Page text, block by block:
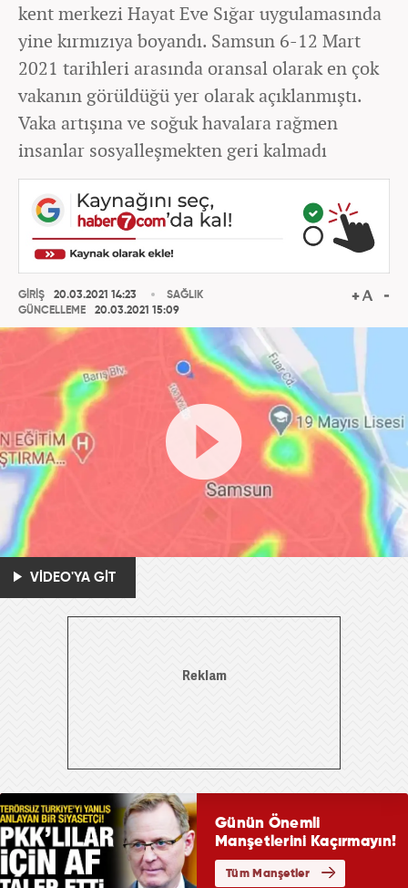
kent merkezi Hayat Eve Sığar uygulamasında
yine kırmızıya boyandı. Samsun 6-12 Mart
2021 tarihleri arasında oransal olarak en çok
vakanın görüldüğü yer olarak açıklanmıştı.
Vaka artışına ve soğuk havalara rağmen
insanlar sosyalleşmekten geri kalmadı
GİRİŞ
20.03.2021 14:23
GÜNCELLEME
20.03.2021 15:09
SAĞLIK
VİDEO'YA GİT